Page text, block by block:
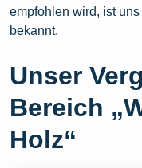
empfohlen wird, ist
bekannt.
Unser
Bereich
Holz“